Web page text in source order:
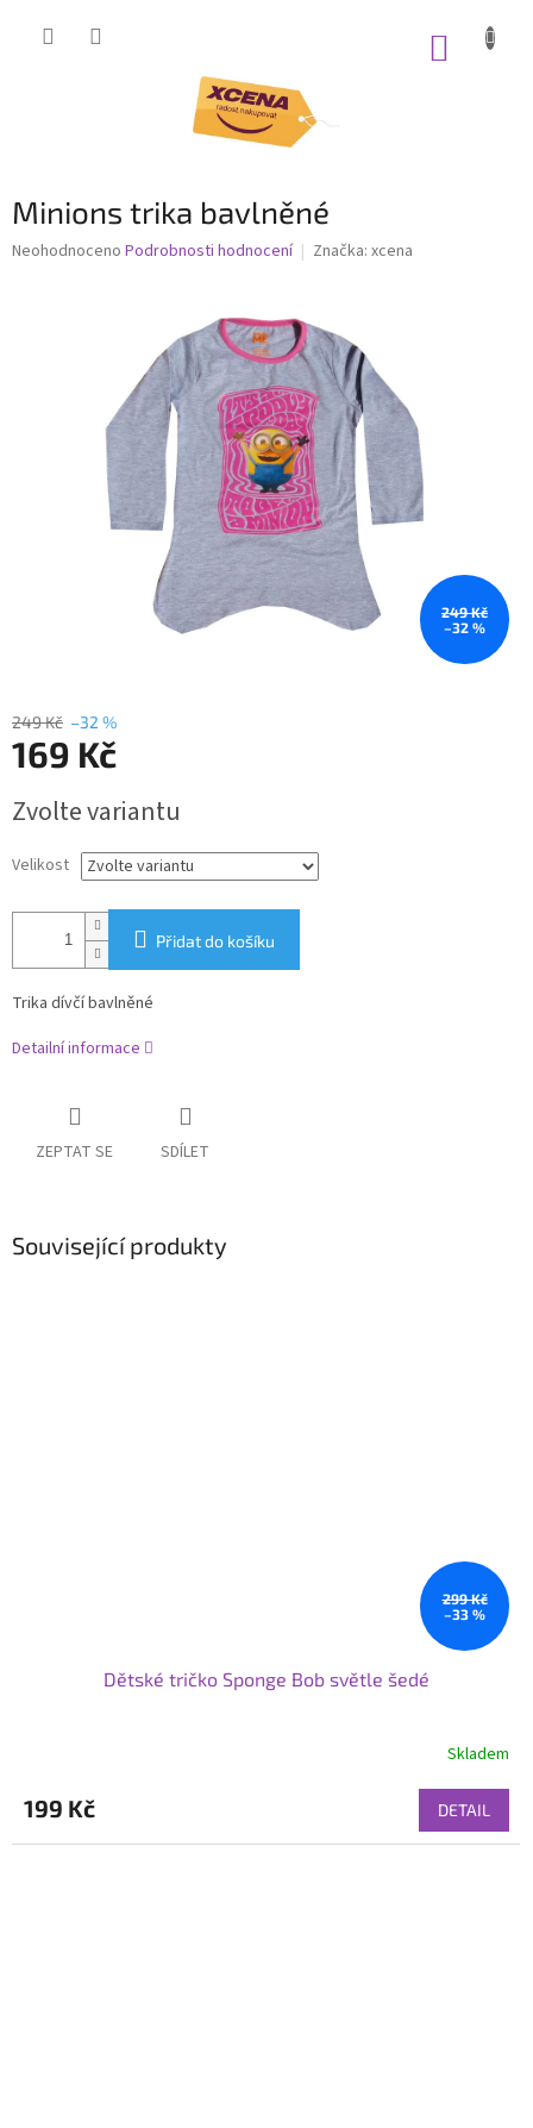
Minions trika bavlněné
Průměrné
Neohodnoceno Podrobnosti hodnocení Značka: xcena
249 Kč
–32 %
249 Kč –32 %
169 Kč
cena:
Zvolte variantu
Velikost
Přidat do košíku
Trika dívčí bavlněné
Detailní informace
ZEPTAT SE SDÍLET
Související produkty
299 Kč
–33 %
Dětské tričko Sponge Bob světle šedé
Skladem
199 Kč DETAIL